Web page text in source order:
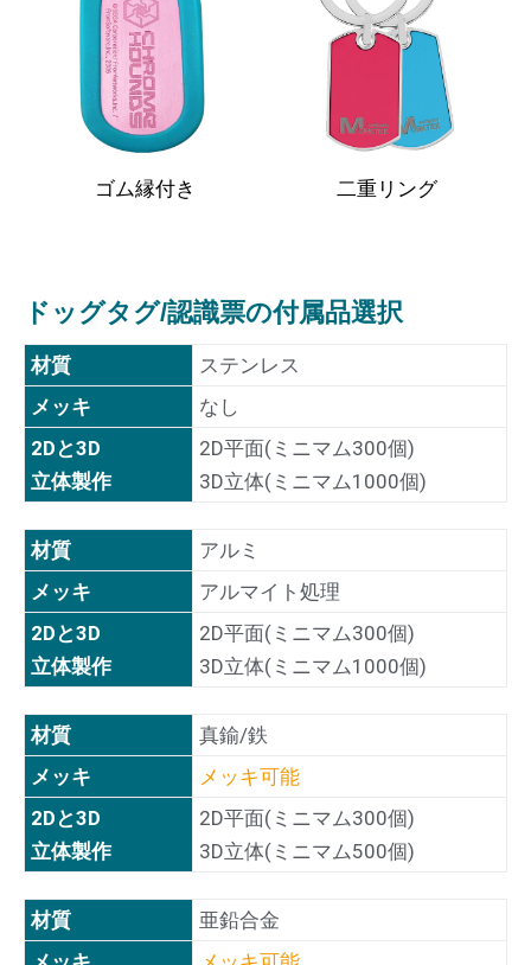
ゴム縁付き 二重リング
ドッグタグ/認識票の付属品選択
材質
メッキ
2Dと3D
立体製作
ステンレス
なし
2D平面(ミニマム300個)
3D立体(ミニマム1000個)
材質
メッキ
2Dと3D
立体製作
アルミ
アルマイト処理
2D平面(ミニマム300個)
3D立体(ミニマム1000個)
材質
メッキ
2Dと3D
立体製作
真鍮/鉄
メッキ可能
2D平面(ミニマム300個)
3D立体(ミニマム500個)
材質
亜鉛合金